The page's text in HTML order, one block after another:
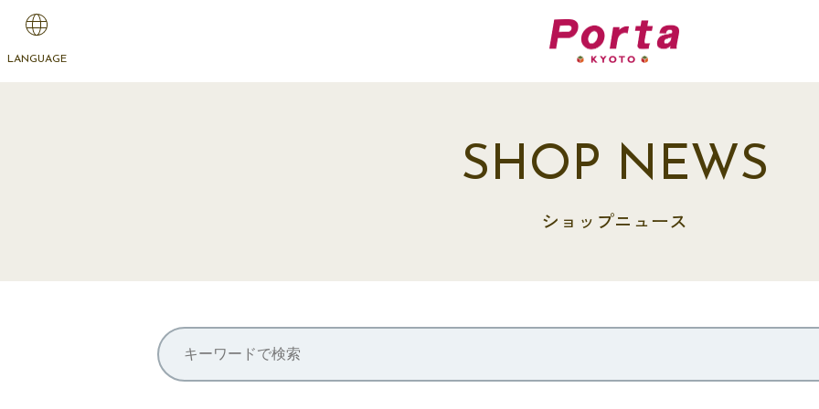
LANGUAGE
SHOP NEWS
ショップニュース